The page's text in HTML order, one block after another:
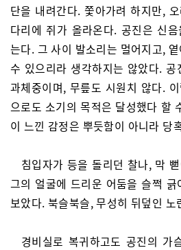
단을 내려간다. 쫓아가려 하지만,
다리에 쥐가 올라온다. 공진은 신
는다. 그 사이 발소리는 멀어지고,
수 있으리라 생각하지는 않았다.
과체중이며, 무릎도 시원치 않다.
으로도 소기의 목적은 달성했다 할
이 느낀 감정은 뿌듯함이 아니라 당
침입자가 등을 돌리던 찰나, 막
그의 얼굴에 드리운 어둠을 슬쩍
보았다. 북슬북슬, 무성히 뒤덮인 노
경비실로 복귀하고도 공진의 가